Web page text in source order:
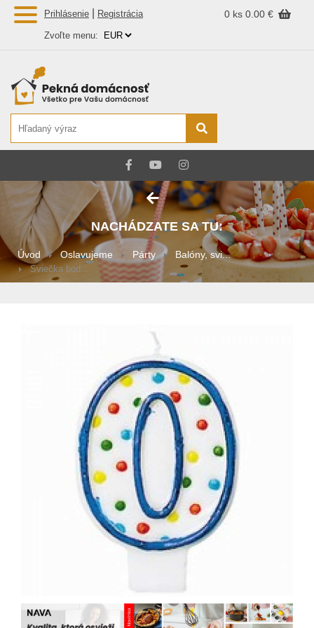
Prihlásenie Registrácia 0 ks 0.00 €
Zvoľte menu:
NACHÁDZATE SA TU:
Úvod Oslavujeme Párty Balóny, svi...
Sviečka bod...